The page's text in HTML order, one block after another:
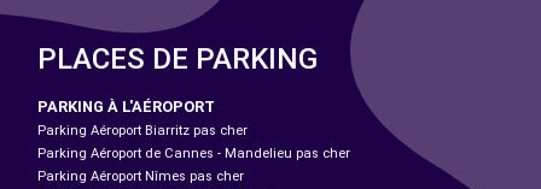
PLACES DE PARKING
PARKING À L'AÉROPORT
Parking Aéroport Biarritz pas cher
Parking Aéroport de Cannes - Mandelieu pas cher
Parking Aéroport Nîmes pas cher